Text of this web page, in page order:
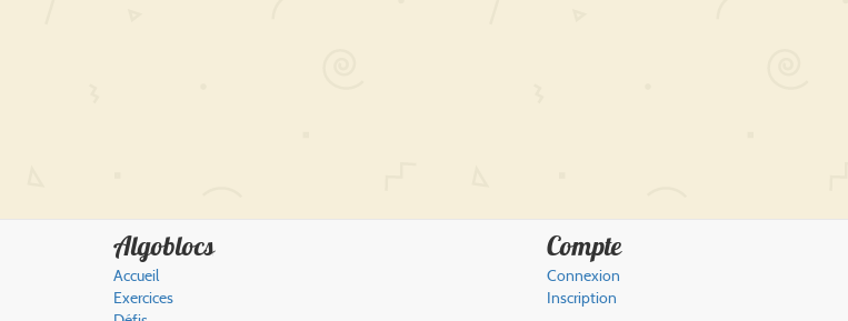
Algoblocs
Accueil
Exercices
Compte
Connexion
Inscription